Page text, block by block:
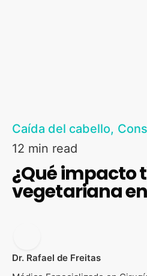
Caída del cabello
12 min read
¿Qué impacto
vegetariana
Dr. Rafael de Freitas